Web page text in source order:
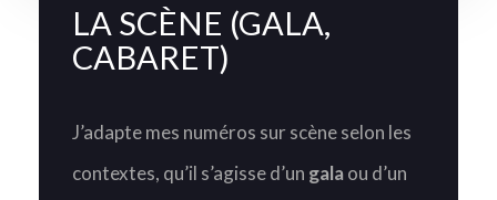
LA SCÈNE (GALA,
CABARET)
J’adapte mes numéros sur scène selon les
contextes, qu’il s’agisse d’un galaou d’un